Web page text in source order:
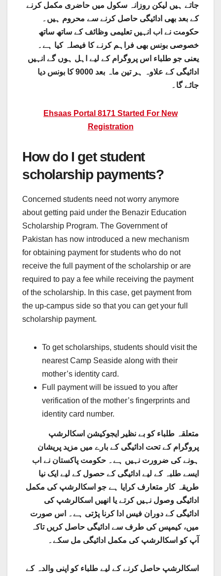
جاتے ہیں لیکن روزانہ سکول میں حاضری مکمل کرنے
کے بعد بھی ادائیگی حاصل کرنے سے محروم ہیں۔
حکومت نے اب انہیں تعلیمی وظائف کے ساتھ ساتھ
خصوصی بونس بھی فراہم کرنے کا فیصلہ کیا ہے۔
یعنی جو طلباء اس پروگرام کے لیے اہل ہوں گے انہیں
ادائیگی کے علاوہ ہر تین ماہ بعد 9000 کا بونس دیا
جائے گا۔
Ehsaas Portal 8171 Started For New
Registration
How do I get student
scholarship payments?
Concerned students need not worry anymore
about getting paid under the Benazir Education
Scholarship Program. The Government of
Pakistan has now introduced a new mechanism
for obtaining payment for students who do not
receive the full payment of the scholarship or are
required to pay a fee while receiving the payment
of the scholarship. In this case, get payment from
the up-campus side so that you can get your full
scholarship payment.
To get scholarships, students should visit the
nearest Camp Seaside along with their
mother’s identity card.
Full payment will be issued to you after
verification of the mother’s fingerprints and
identity card number.
متعلقہ طلباء کو بے نظیر ایجوکیشن اسکالرشپ
پروگرام کے تحت ادائیگی کے بارے میں مزید پریشان
ہونے کی ضرورت نہیں ہے۔ حکومت پاکستان نے اب
ایسے طلبہ کے لیے ادائیگی کے حصول کے لیے ایک نیا
طریقہ کار متعارف کرایا ہے جو اسکالرشپ کی مکمل
ادائیگی وصول نہیں کرتے یا انھیں اسکالرشپ کی
ادائیگی کے دوران فیس ادا کرنا پڑتی ہے۔ اس صورت
میں، کیمپس کی طرف سے ادائیگی حاصل کریں تاکہ
آپ کو اسکالرشپ کی مکمل ادائیگی مل سکے۔
اسکالرشپ حاصل کرنے کے لیے طلباء کو اپنی والدہ کے